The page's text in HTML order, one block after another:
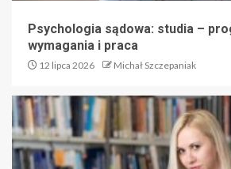
Psychologia sądowa: studia –
wymagania i praca
12 lipca 2026 Michał Szczepaniak